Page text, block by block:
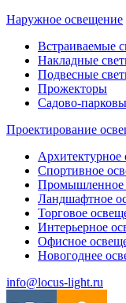
Наружное освещение
Встраиваемые
Накладные
Подвесные
Прожекторы
Садово-
Проектирование
Архитектурное
Спортивное
Промышленное
Ландшафтное
Торговое
Интерьерное
Офисное
Новогоднее
info@locus-light.ru